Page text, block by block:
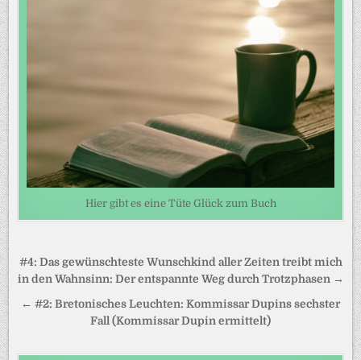
Hier gibt es eine Tüte Glück zum Buch
Beitragsnavigation
#4: Das gewünschteste Wunschkind aller Zeiten treibt mich
in den Wahnsinn: Der entspannte Weg durch Trotzphasen →
← #2: Bretonisches Leuchten: Kommissar Dupins sechster
Fall (Kommissar Dupin ermittelt)